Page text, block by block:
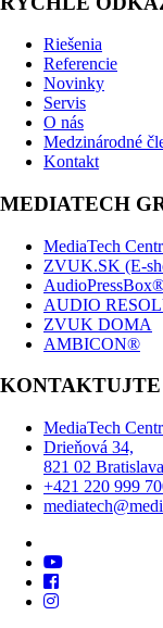
Riešenia
Referencie
Novinky
Servis
O nás
Medzinárodné
Kontakt
MEDIATECH
MediaTech
ZVUK.SK (E-
AUDIO
ZVUK DOMA
AMBICON®
KONTAKTUJTE
MediaTech
Drieňová 34,
821 02 Bratislava
+421 220 999